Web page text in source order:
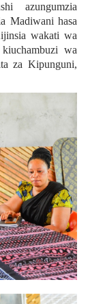
azungumzia
Madiwani hasa
wakati wa
kiuchambuzi wa
za Kipunguni,